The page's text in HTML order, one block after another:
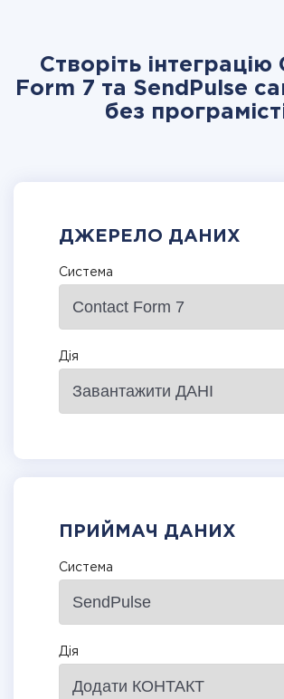
Створіть
Form 7 та SendPulse
без
ДЖЕРЕЛО ДАНИХ
Система
Дія
ПРИЙМАЧ ДАНИХ
Система
Дія